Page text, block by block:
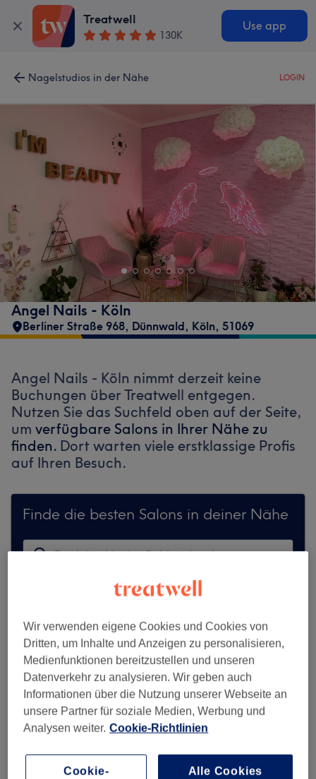
Treatwell
130K
Use app
Nagelstudios in der Nähe LOGIN
Angel Nails - Köln
Berliner Straße 968, Dünnwald, Köln, 51069
Angel Nails - Köln nimmt derzeit keine
Buchungen über Treatwell entgegen.
Nutzen Sie das Suchfeld oben auf der Seite,
um verfügbare Salons in Ihrer Nähe zu
finden. Dort warten viele erstklassige Profis
auf Ihren Besuch.
Finde die besten Salons in deiner Nähe
Auf Treatwell finden
Mehr Salons anzeigen
Wir verwenden eigene Cookies und Cookies von
Dritten, um Inhalte und Anzeigen zu personalisieren,
Medienfunktionen bereitzustellen und unseren
Datenverkehr zu analysieren. Wir geben auch
Informationen über die Nutzung unserer Webseite an
unsere Partner für soziale Medien, Werbung und
Analysen weiter. Cookie-Richtlinien
Cookie-
Alle Cookies